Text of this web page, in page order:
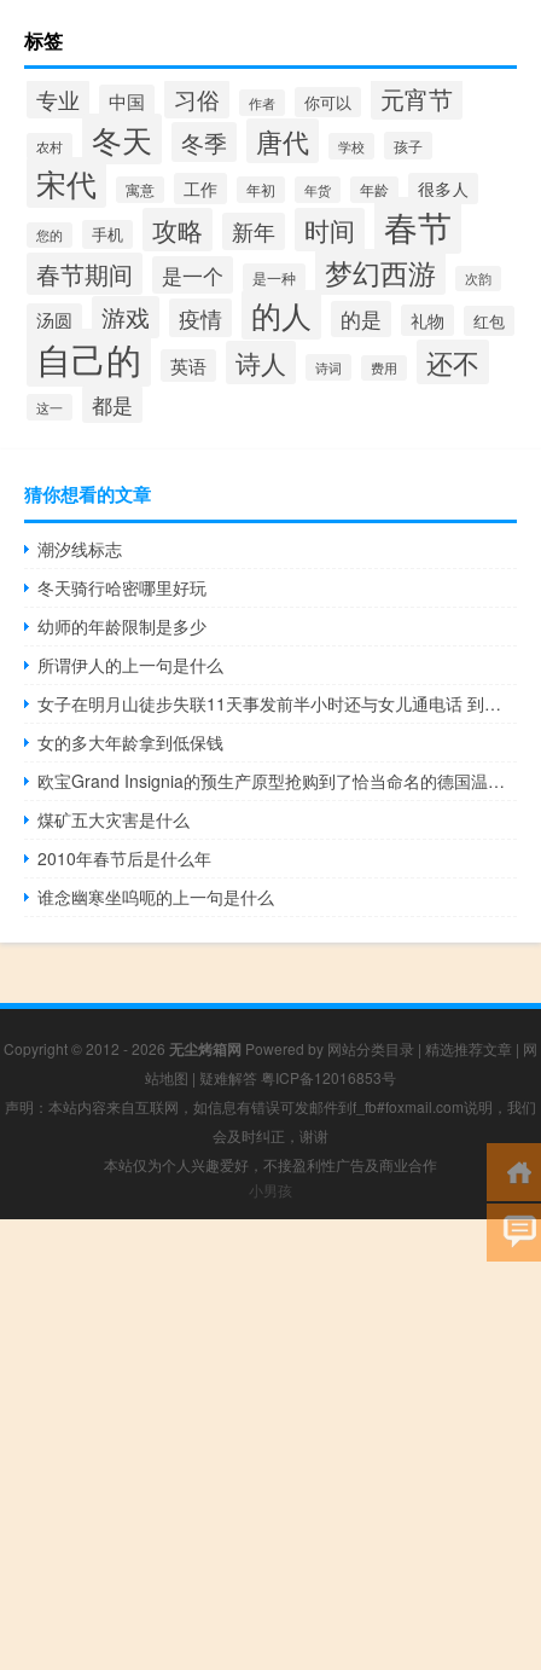
标签
专业 中国 习俗 作者 你可以 元宵节
农村 冬天 冬季 唐代 学校 孩子
宋代 寓意 工作 年初 年货 年龄 很多人
您的 手机 攻略 新年 时间 春节
春节期间 是一个 是一种 梦幻西游 次韵
汤圆 游戏 疫情 的人 的是 礼物 红包
自己的 英语 诗人 诗词 费用 还不
这一 都是
猜你想看的文章
潮汐线标志
冬天骑行哈密哪里好玩
幼师的年龄限制是多少
所谓伊人的上一句是什么
女子在明月山徒步失联11天事发前半小时还与女儿通电话 到底什么情况呢
女的多大年龄拿到低保钱
欧宝Grand Insignia的预生产原型抢购到了恰当命名的德国温特堡
煤矿五大灾害是什么
2010年春节后是什么年
谁念幽寒坐呜呃的上一句是什么
Copyright © 2012 - 2026 无尘烤箱网 Powered by 网站分类目录 | 精选推荐文章 | 网
站地图 | 疑难解答 粤ICP备12016853号
声明：本站内容来自互联网，如信息有错误可发邮件到f_fb#foxmail.com说明，我们
会及时纠正，谢谢
本站仅为个人兴趣爱好，不接盈利性广告及商业合作
小男孩